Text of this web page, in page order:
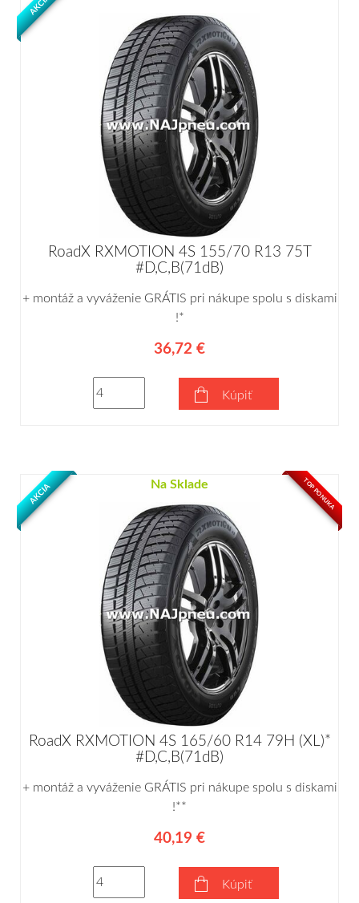
AKCIA
RoadX RXMOTION 4S 155/70 R13 75T
#D,C,B(71dB)
+ montáž a vyváženie GRÁTIS pri nákupe spolu s diskami
!*
36,72 €
Kúpiť
Na Sklade
AKCIA TOP PONUKA
RoadX RXMOTION 4S 165/60 R14 79H (XL)*
#D,C,B(71dB)
+ montáž a vyváženie GRÁTIS pri nákupe spolu s diskami
!**
40,19 €
Kúpiť